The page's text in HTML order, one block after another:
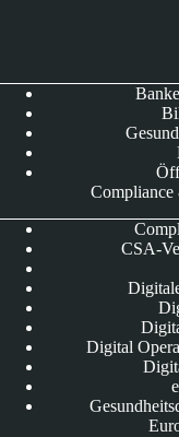
CSA-
Digital